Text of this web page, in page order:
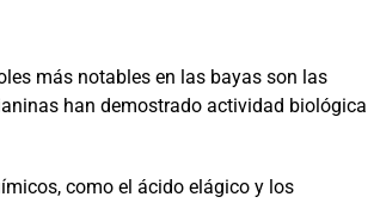
más notables en las bayas son las
han demostrado actividad biológica
como el ácido elágico y los